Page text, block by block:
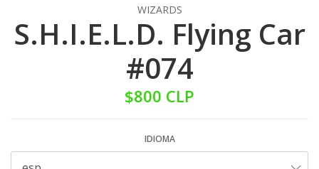
WIZARDS
S.H.I.E.L.D. Flying Car
#074
$800 CLP
IDIOMA